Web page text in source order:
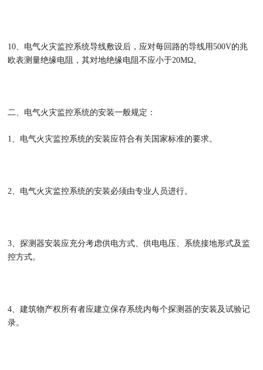
10、电气火灾监控系统导线敷设后，应对每回路的导线用500V的兆
欧表测量绝缘电阻，其对地绝缘电阻不应小于20MΩ。
二、电气火灾监控系统的安装一般规定：
1、电气火灾监控系统的安装应符合有关国家标准的要求。
2、电气火灾监控系统的安装必须由专业人员进行。
3、探测器安装应充分考虑供电方式、供电电压、系统接地形式及监
控方式。
4、建筑物产权所有者应建立保存系统内每个探测器的安装及试验记
录。